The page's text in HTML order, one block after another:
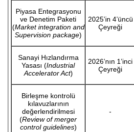
Piyasa Entegrasyonu
ve Denetim Paketi
(Market integration and
Supervision package)
2025’in 4’üncü
Çeyreği
Sanayi Hızlandırma
Yasası (Industrial
Accelerator Act)
2026’nın 1’inci
Çeyreği
Birleşme kontrolü
kılavuzlarının
değerlendirilmesi
(Review of merger
control guidelines)
-